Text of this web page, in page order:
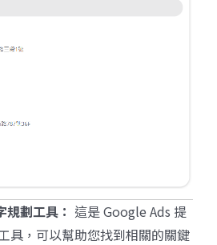
規劃工具： 這是 Google Ads 提
具，可以幫助您找到相關的關鍵